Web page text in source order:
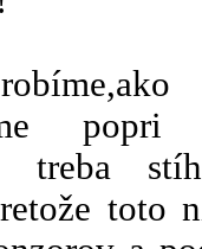
treba
toto